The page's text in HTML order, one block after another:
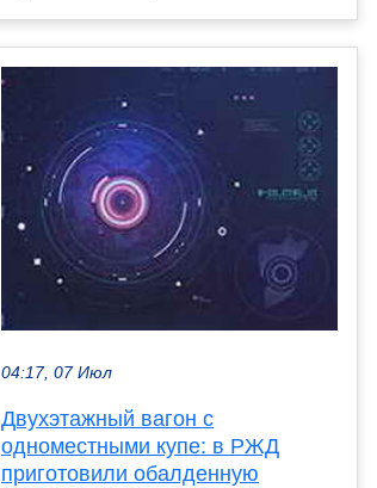
04:17, 07 Июл
Двухэтажный вагон с
одноместными купе: в РЖД
приготовили обалденную